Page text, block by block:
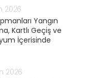
2026
Yangın
Kartlı Geçiş ve
İçerisinde
2026